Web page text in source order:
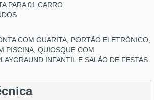
PARA 01 CARRO
COM GUARITA, PORTÃO ELETRÔNICO,
PISCINA, QUIOSQUE COM
INFANTIL E SALÃO DE FESTAS.